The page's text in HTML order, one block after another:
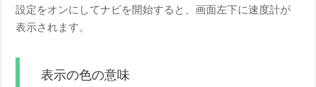
設定をオンにしてナビを開始すると、画面左下に速度計が
表示されます。
表示の色の意味